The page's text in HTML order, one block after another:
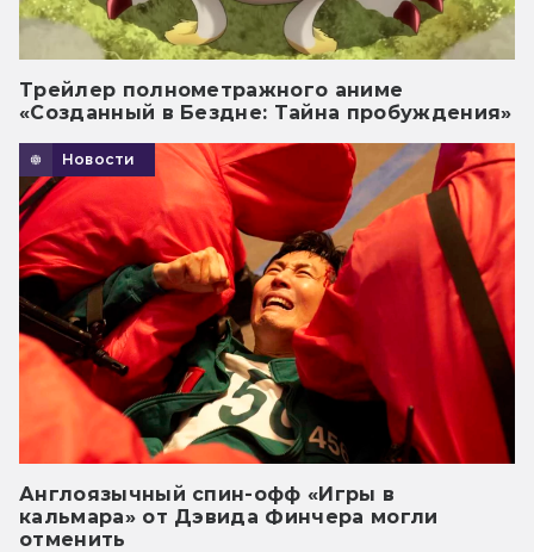
Трейлер полнометражного аниме
«Созданный в Бездне: Тайна пробуждения»
Новости
Англоязычный спин-офф «Игры в
кальмара» от Дэвида Финчера могли
отменить